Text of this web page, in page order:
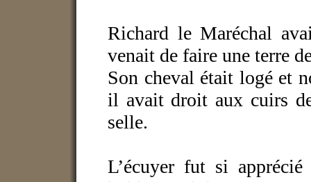
Richard le Maréchal
venait de faire une terre
Son cheval était logé et
il avait droit aux cuirs
selle.
L’écuyer fut si